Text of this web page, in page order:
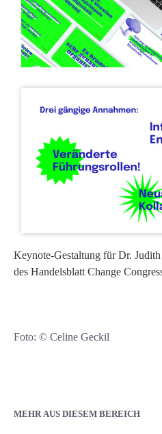
Keynote-Gestaltung für Dr.
des Handelsblatt Change
Foto: © Celine Geckil
MEHR AUS DIESEM BEREICH